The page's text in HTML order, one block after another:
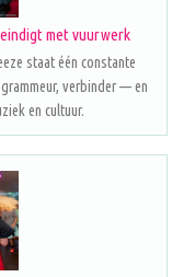
met vuurwerk
staat één constante
verbinder — en
en cultuur.